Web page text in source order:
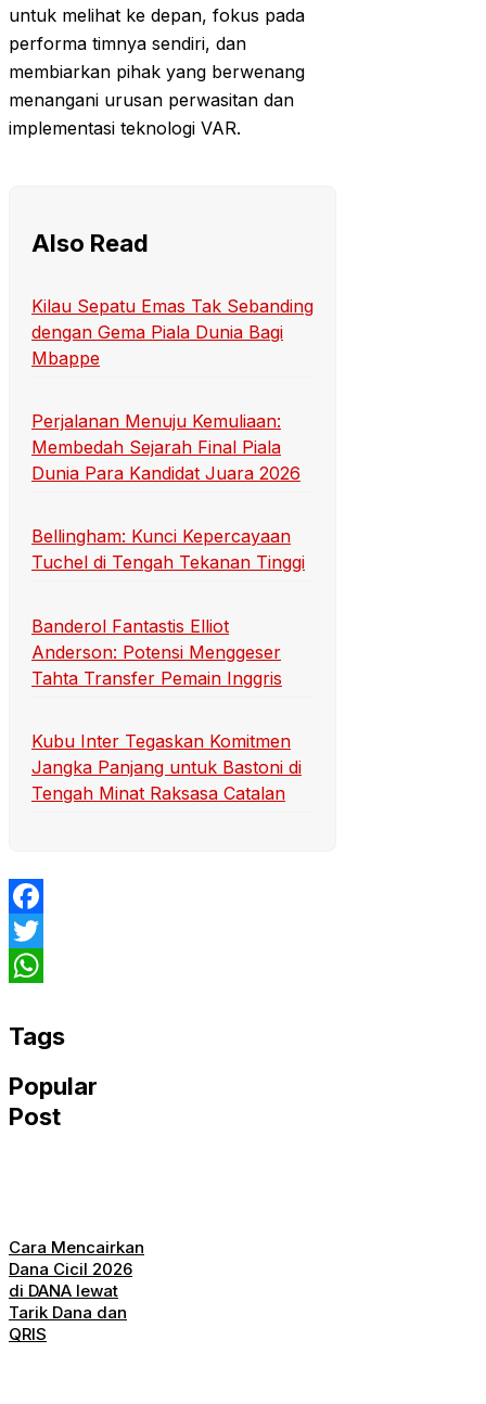
untuk melihat ke depan, fokus pada
performa timnya sendiri, dan
membiarkan pihak yang berwenang
menangani urusan perwasitan dan
implementasi teknologi VAR.
Also Read
Kilau Sepatu Emas Tak Sebanding
dengan Gema Piala Dunia Bagi
Mbappe
Perjalanan Menuju Kemuliaan:
Membedah Sejarah Final Piala
Dunia Para Kandidat Juara 2026
Bellingham: Kunci Kepercayaan
Tuchel di Tengah Tekanan Tinggi
Banderol Fantastis Elliot
Anderson: Potensi Menggeser
Tahta Transfer Pemain Inggris
Kubu Inter Tegaskan Komitmen
Jangka Panjang untuk Bastoni di
Tengah Minat Raksasa Catalan
Facebook
Twitter
Tags
Popular
Post
Cara Mencairkan
Dana Cicil 2026
di DANA lewat
Tarik Dana dan
QRIS